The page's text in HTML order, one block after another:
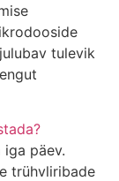
tulevik
päev.
trühvliribade